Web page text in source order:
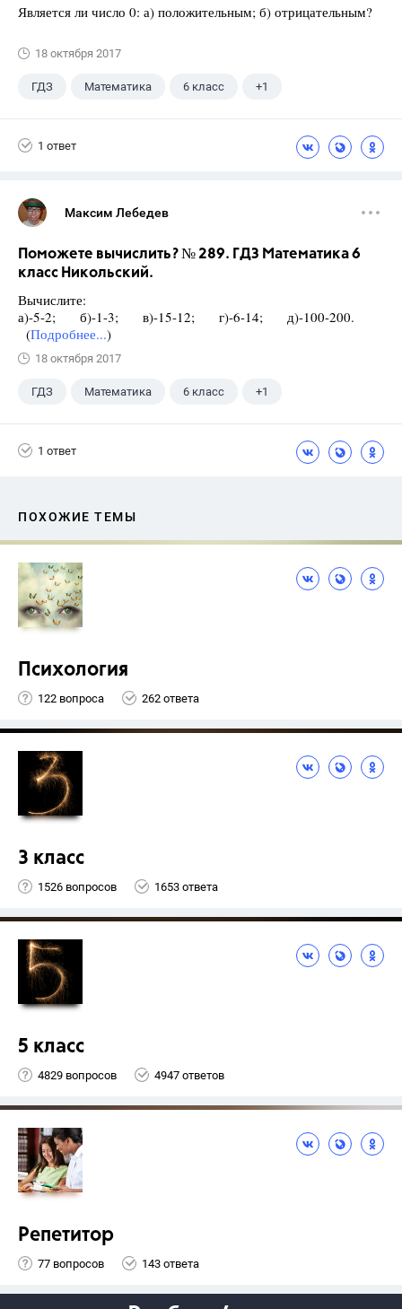
Является ли число 0: а) положительным; б) отрицательным?
18 октября 2017
ГДЗ Математика 6 класс +1
1 ответ
Максим Лебедев
Поможете вычислить? № 289. ГДЗ Математика 6
класс Никольский.
Вычислите:
а)-5-2; б)-1-3; в)-15-12; г)-6-14; д)-100-200.
(Подробнее...)
18 октября 2017
ГДЗ Математика 6 класс +1
1 ответ
ПОХОЖИЕ ТЕМЫ
Психология
122 вопроса 262 ответа
3 класс
1526 вопросов 1653 ответа
5 класс
4829 вопросов 4947 ответов
Репетитор
77 вопросов 143 ответа